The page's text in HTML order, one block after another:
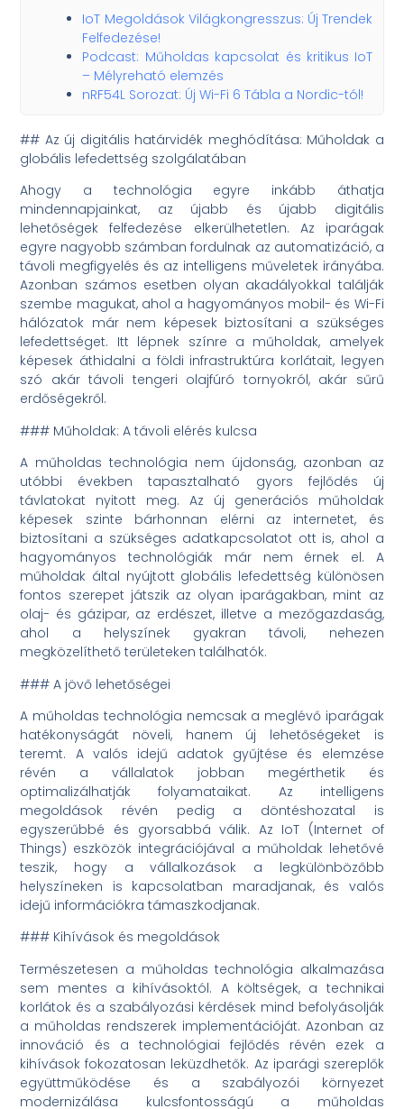
IoT Megoldások Világkongresszus: Új Trendek
Felfedezése!
Podcast: Műholdas kapcsolat és kritikus IoT
– Mélyreható elemzés
nRF54L Sorozat: Új Wi-Fi 6 Tábla a Nordic-tól!
## Az új digitális határvidék meghódítása: Műholdak a
globális lefedettség szolgálatában
Ahogy a technológia egyre inkább áthatja
mindennapjainkat, az újabb és újabb digitális
lehetőségek felfedezése elkerülhetetlen. Az iparágak
egyre nagyobb számban fordulnak az automatizáció, a
távoli megfigyelés és az intelligens műveletek irányába.
Azonban számos esetben olyan akadályokkal találják
szembe magukat, ahol a hagyományos mobil- és Wi-Fi
hálózatok már nem képesek biztosítani a szükséges
lefedettséget. Itt lépnek színre a műholdak, amelyek
képesek áthidalni a földi infrastruktúra korlátait, legyen
szó akár távoli tengeri olajfúró tornyokról, akár sűrű
erdőségekről.
### Műholdak: A távoli elérés kulcsa
A műholdas technológia nem újdonság, azonban az
utóbbi években tapasztalható gyors fejlődés új
távlatokat nyitott meg. Az új generációs műholdak
képesek szinte bárhonnan elérni az internetet, és
biztosítani a szükséges adatkapcsolatot ott is, ahol a
hagyományos technológiák már nem érnek el. A
műholdak által nyújtott globális lefedettség különösen
fontos szerepet játszik az olyan iparágakban, mint az
olaj- és gázipar, az erdészet, illetve a mezőgazdaság,
ahol a helyszínek gyakran távoli, nehezen
megközelíthető területeken találhatók.
### A jövő lehetőségei
A műholdas technológia nemcsak a meglévő iparágak
hatékonyságát növeli, hanem új lehetőségeket is
teremt. A valós idejű adatok gyűjtése és elemzése
révén a vállalatok jobban megérthetik és
optimalizálhatják folyamataikat. Az intelligens
megoldások révén pedig a döntéshozatal is
egyszerűbbé és gyorsabbá válik. Az IoT (Internet of
Things) eszközök integrációjával a műholdak lehetővé
teszik, hogy a vállalkozások a legkülönbözőbb
helyszíneken is kapcsolatban maradjanak, és valós
idejű információkra támaszkodjanak.
### Kihívások és megoldások
Természetesen a műholdas technológia alkalmazása
sem mentes a kihívásoktól. A költségek, a technikai
korlátok és a szabályozási kérdések mind befolyásolják
a műholdas rendszerek implementációját. Azonban az
innováció és a technológiai fejlődés révén ezek a
kihívások fokozatosan leküzdhetők. Az iparági szereplők
együttműködése és a szabályozói környezet
modernizálása kulcsfontosságú a műholdas